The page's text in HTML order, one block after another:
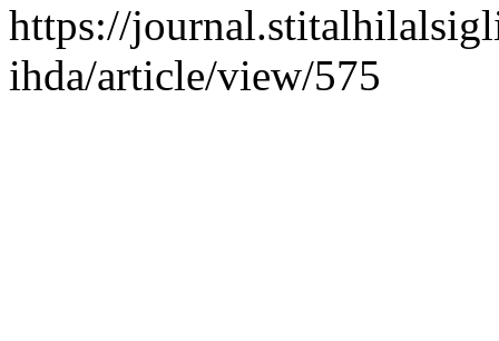
https://
ihda/article/view/575